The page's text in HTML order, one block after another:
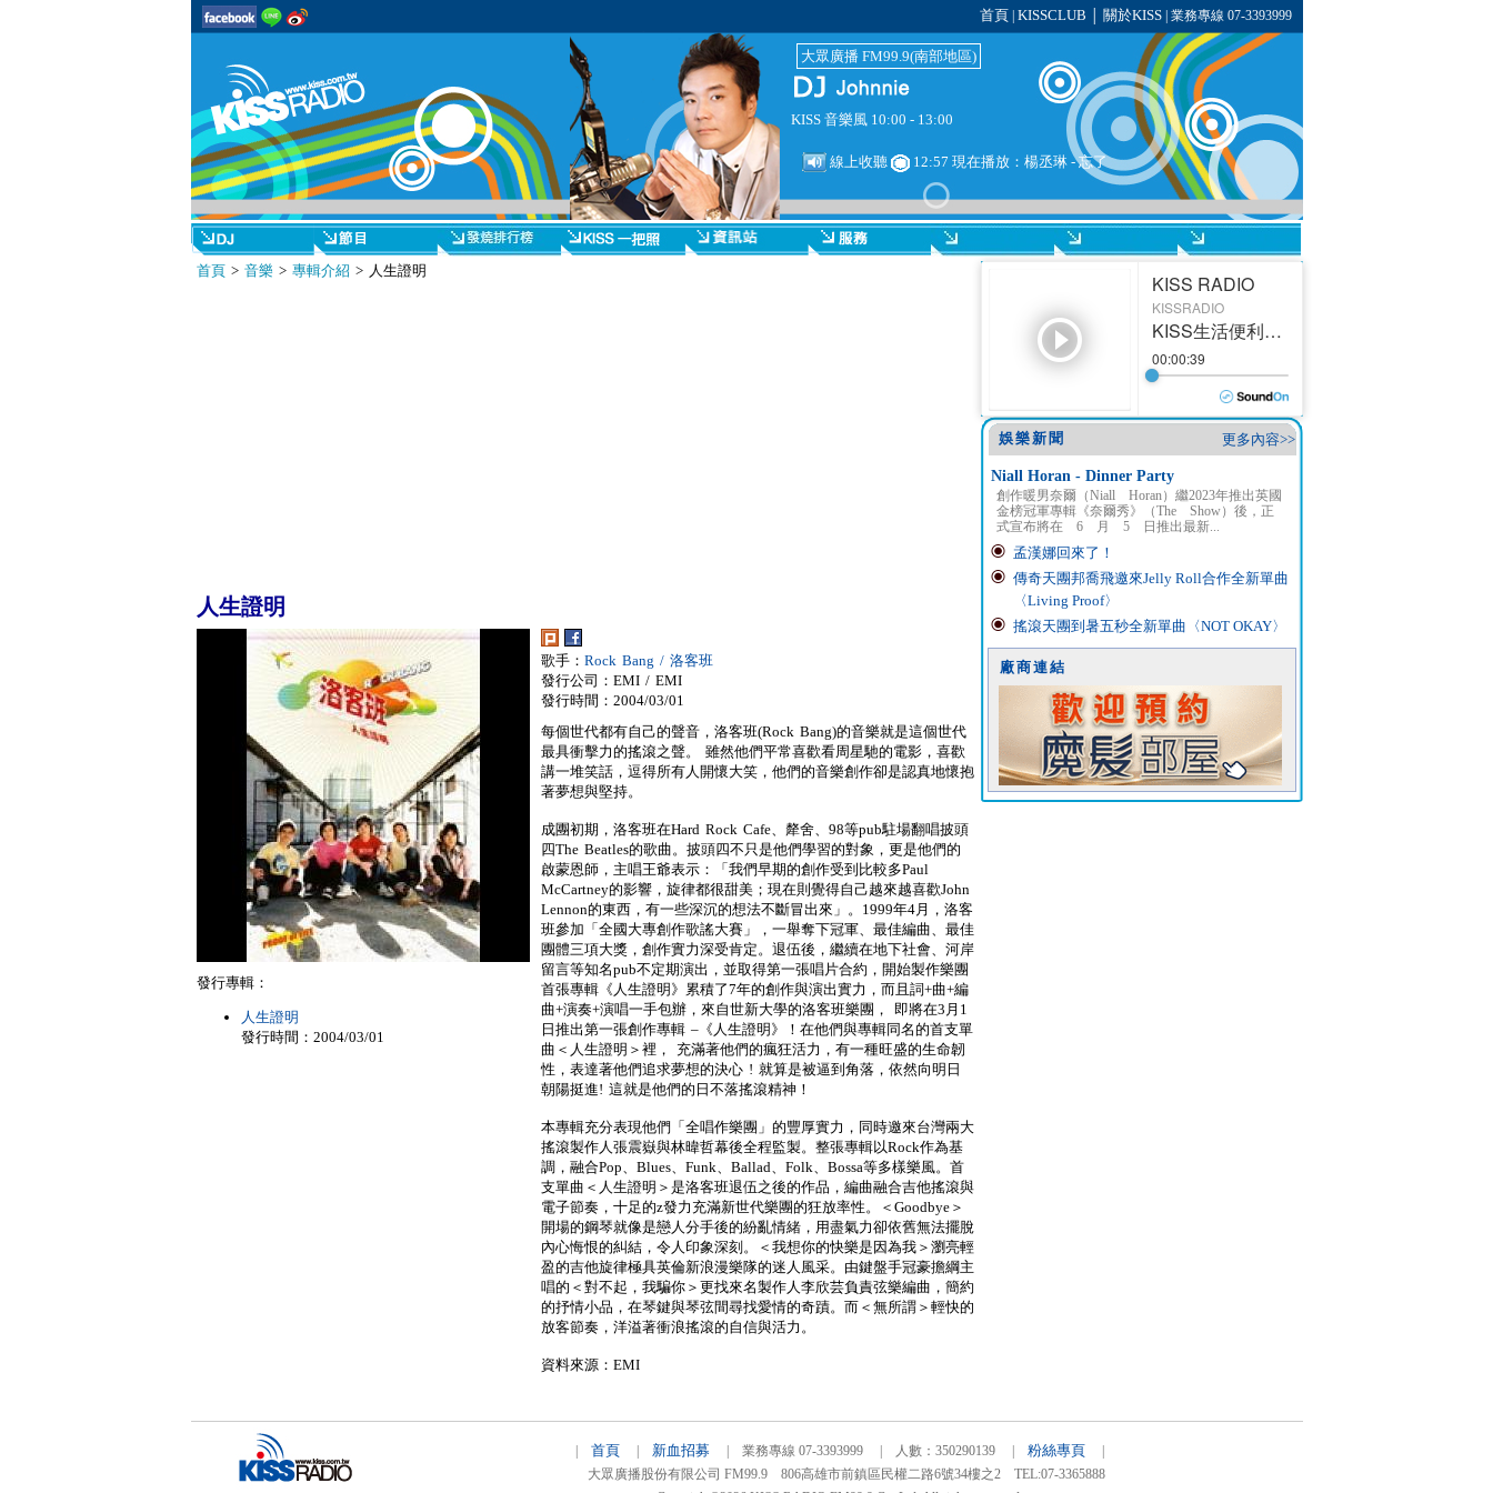
首頁 KISSCLUB 關於KISS| 業務專線 07-3393999
大眾廣播 FM99.9(南部地區)
KISS 音樂風 10:00 - 13:00
線上收聽 12:57 現在播放： 楊丞琳-忘了
首頁> 音樂> 專輯介紹 > 人生證明
人生證明
歌手： Rock Bang / 洛客班
發行公司：EMI / EMI
發行時間：2004/03/01
每個世代都有自己的聲音，洛客班(Rock Bang)的音樂就是這個世代
最具衝擊力的搖滾之聲。 雖然他們平常喜歡看周星馳的電影，喜歡
講一堆笑話，逗得所有人開懷大笑，他們的音樂創作卻是認真地懷抱
著夢想與堅持。
成團初期，洛客班在Hard Rock Cafe、犛舍、98等pub駐場翻唱披頭
四The Beatles的歌曲。披頭四不只是他們學習的對象，更是他們的
啟蒙恩師，主唱王爺表示：「我們早期的創作受到比較多Paul
McCartney的影響，旋律都很甜美；現在則覺得自己越來越喜歡John
Lennon的東西，有一些深沉的想法不斷冒出來」。1999年4月，洛客
班參加「全國大專創作歌謠大賽」，一舉奪下冠軍、最佳編曲、最佳
團體三項大獎，創作實力深受肯定。退伍後，繼續在地下社會、河岸
留言等知名pub不定期演出，並取得第一張唱片合約，開始製作樂團
首張專輯《人生證明》累積了7年的創作與演出實力，而且詞+曲+編
曲+演奏+演唱一手包辦，來自世新大學的洛客班樂團， 即將在3月1
日推出第一張創作專輯 –《人生證明》！在他們與專輯同名的首支單
曲＜人生證明＞裡， 充滿著他們的瘋狂活力，有一種旺盛的生命韌
性，表達著他們追求夢想的決心 ! 就算是被逼到角落，依然向明日
朝陽挺進! 這就是他們的日不落搖滾精神！
本專輯充分表現他們「全唱作樂團」的豐厚實力，同時邀來台灣兩大
搖滾製作人張震嶽與林暐哲幕後全程監製。整張專輯以Rock作為基
調，融合Pop、Blues、Funk、Ballad、Folk、Bossa等多樣樂風。首
支單曲＜人生證明＞是洛客班退伍之後的作品，編曲融合吉他搖滾與
電子節奏，十足的z發力充滿新世代樂團的狂放率性。＜Goodbye＞
開場的鋼琴就像是戀人分手後的紛亂情緒，用盡氣力卻依舊無法擺脫
內心悔恨的糾結，令人印象深刻。＜我想你的快樂是因為我＞瀏亮輕
盈的吉他旋律極具英倫新浪漫樂隊的迷人風采。由鍵盤手冠豪擔綱主
唱的＜對不起，我騙你＞更找來名製作人李欣芸負責弦樂編曲，簡約
的抒情小品，在琴鍵與琴弦間尋找愛情的奇蹟。而＜無所謂＞輕快的
放客節奏，洋溢著衝浪搖滾的自信與活力。
資料來源：EMI
發行專輯：
人生證明
發行時間：2004/03/01
更多內容>>
娛樂新聞
Niall Horan - Dinner Party
創作暖男奈爾（Niall Horan）繼2023年推出英國
金榜冠軍專輯《奈爾秀》（The Show）後，正
式宣布將在 6 月 5 日推出最新...
孟漢娜回來了！
傳奇天團邦喬飛邀來Jelly Roll合作全新單曲
〈Living Proof〉
搖滾天團到暑五秒全新單曲〈NOT OKAY〉
廠商連結
首頁 新血招募 | 業務專線 07-3393999 | 人數：350290139 | 粉絲專頁
大眾廣播股份有限公司 FM99.9 806高雄市前鎮區民權二路6號34樓之2 TEL:07-3365888